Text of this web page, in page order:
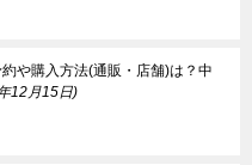
や購入方法(通販・店舗)は？中
12月15日